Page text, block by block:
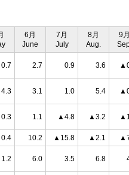
6月
June
7月
July
8月
Aug.
9月
0.7 2.7 0.9 3.6
4.3 3.1 1.0 5.4
1.1 ▲4.8 ▲3.2
10.2 ▲15.8 ▲2.1
1.2 6.0 3.5 6.8